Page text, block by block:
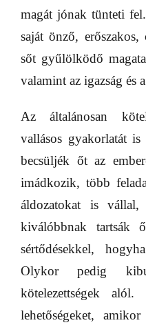
magát jónak tünteti
saját önző,
sőt gyűlölködő
valamint az igazság és
Az általánosan
vallásos gyakorlatát
becsüljék őt az
imádkozik, több
áldozatokat is
kiválóbbnak tartsák
sértődésekkel,
Olykor pedig
kötelezettségek
lehetőségeket,